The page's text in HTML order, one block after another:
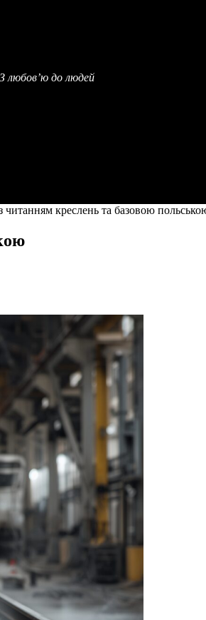
З любов’ю до людей
креслень та базовою